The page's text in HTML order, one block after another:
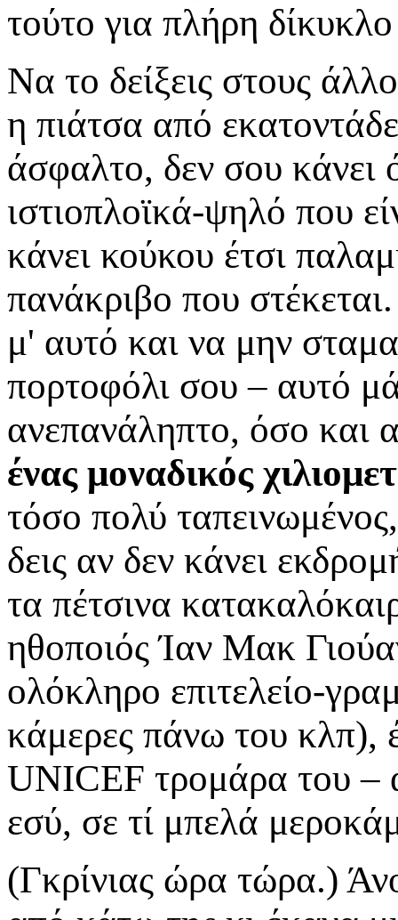
τούτο για πλήρη
Να το δείξεις στους
η πιάτσα από
άσφαλτο, δεν σου κάνει
ιστιοπλοϊκά-ψηλό που
κάνει κούκου έτσι
πανάκριβο που
μ' αυτό και να μην
πορτοφόλι σου – αυτό
ανεπανάληπτο, όσο και
ένας μοναδικός
τόσο πολύ
δεις αν δεν κάνει
τα πέτσινα
ηθοποιός Ίαν Μακ
ολόκληρο επιτελείο-
κάμερες πάνω του κλπ),
UNICEF τρομάρα του –
εσύ, σε τί μπελά
(Γκρίνιας ώρα τώρα.)